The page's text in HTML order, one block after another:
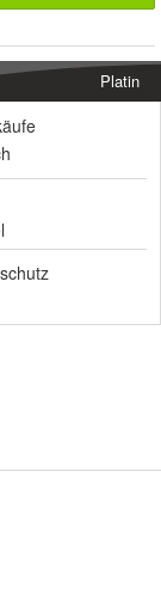
Platin